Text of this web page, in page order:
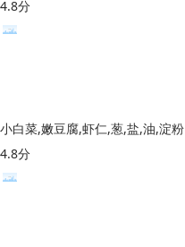
4.8分
小白菜,嫩豆腐,虾仁,葱,盐,油,淀粉
4.8分